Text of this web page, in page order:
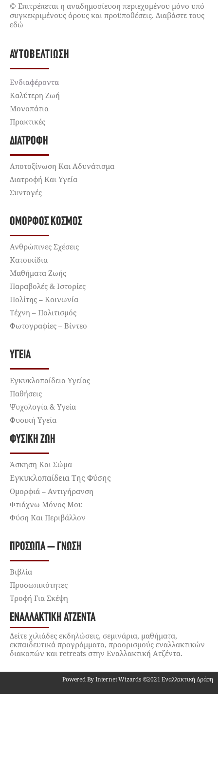
© Επιτρέπεται η αναδημοσίευση περιεχομένου μόνο υπό
συγκεκριμένους όρους και προϋποθέσεις. Διαβάστε τους
εδώ
ΑΥΤΟΒΕΛΤΊΩΣΗ
Ενδιαφέροντα
Καλύτερη Ζωή
Μονοπάτια
Πρακτικές
ΔΙΑΤΡΟΦΉ
Αποτοξίνωση Και Αδυνάτισμα
Διατροφή Και Υγεία
Συνταγές
ΌΜΟΡΦΟΣ ΚΌΣΜΟΣ
Ανθρώπινες Σχέσεις
Κατοικίδια
Μαθήματα Ζωής
Παραβολές & Ιστορίες
Πολίτης – Κοινωνία
Τέχνη – Πολιτισμός
Φωτογραφίες – Βίντεο
ΥΓΕΊΑ
Εγκυκλοπαίδεια Υγείας
Παθήσεις
Ψυχολογία & Υγεία
Φυσική Υγεία
ΦΥΣΙΚΉ ΖΩΉ
Άσκηση Και Σώμα
Εγκυκλοπαίδεια Της Φύσης
Ομορφιά – Αντιγήρανση
Φτιάχνω Μόνος Μου
Φύση Και Περιβάλλον
ΠΡΌΣΩΠΑ – ΓΝΏΣΗ
Βιβλία
Προσωπικότητες
Τροφή Για Σκέψη
ΕΝΑΛΛΑΚΤΙΚΉ ΑΤΖΈΝΤΑ
Δείτε χιλιάδες εκδηλώσεις, σεμινάρια, μαθήματα,
εκπαιδευτικά προγράμματα, προορισμούς εναλλακτικών
διακοπών και retreats στην Εναλλακτική Ατζέντα.
Powered By Internet Wizards ©2021 Εναλλακτική Δράση